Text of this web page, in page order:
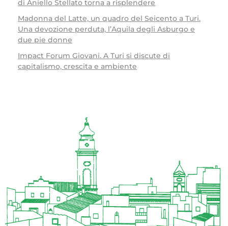
di Aniello Stellato torna a risplendere
Madonna del Latte, un quadro del Seicento a Turi.
Una devozione perduta, l’Aquila degli Asburgo e
due pie donne
Impact Forum Giovani. A Turi si discute di
capitalismo, crescita e ambiente